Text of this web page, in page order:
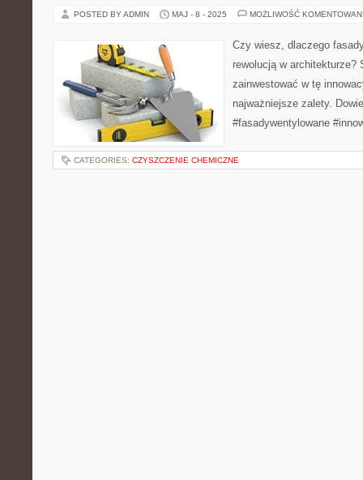
POSTED BY ADMIN MAJ - 8 - 2025 MOŻLIWOŚĆ
Czy wiesz, dlaczego
rewolucją w architekturze?
zainwestować w tę
najważniejsze zalety.
#fasadywentylowane
CATEGORIES: CZYSZCZENIE CHEMICZNE